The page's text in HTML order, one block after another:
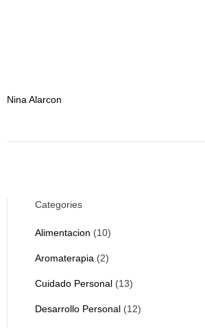
Nina Alarcon
Categories
Alimentacion (10)
Aromaterapia (2)
Cuidado Personal (13)
Desarrollo Personal (12)